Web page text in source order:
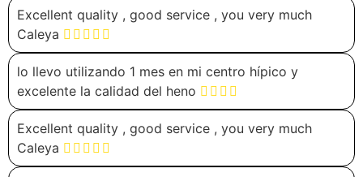
Excellent quality , good service , you very much
Caleya
lo llevo utilizando 1 mes en mi centro hípico y
excelente la calidad del heno
Excellent quality , good service , you very much
Caleya